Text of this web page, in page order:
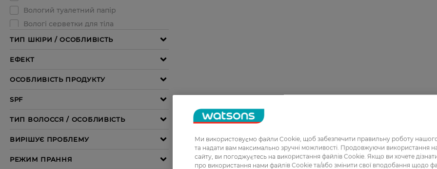
Ми використовуємо файли Cookie, щоб забезпечити правильну роботу
та надати вам максимально зручні можливості. Продовжуючи використання
сайту, ви погоджуєтесь на використання файлів Cookie. Якщо ви хочете
про використання нами файлів Cookie та/або змінити свої вподобання щодо